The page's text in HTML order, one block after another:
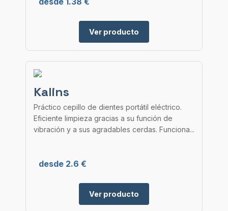
Ver producto
Kalins
Práctico cepillo de dientes portátil eléctrico.
Eficiente limpieza gracias a su función de
vibración y a sus agradables cerdas. Funciona...
desde 2.6 €
Ver producto